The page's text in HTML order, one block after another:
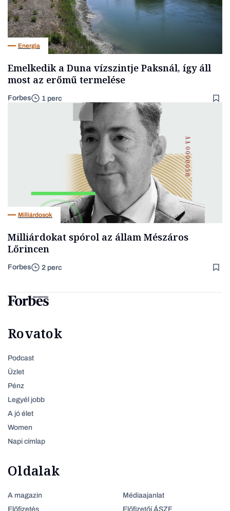
Energia
Emelkedik a Duna vízszintje Paksnál, így áll
most az erőmű termelése
Forbes 1 perc
Milliárdosok
Milliárdokat spórol az állam Mészáros
Lőrincen
Forbes 2 perc
Rovatok
Podcast
Üzlet
Pénz
Legyél jobb
A jó élet
Women
Napi címlap
Oldalak
A magazin
Előfizetés
Médiaajanlat
Előfizetői ÁSZF